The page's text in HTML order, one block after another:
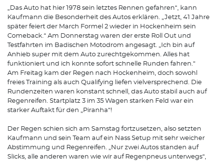
„Das Auto hat hier 1978 sein letztes Rennen gefahren“, kann
Kaufmann die Besonderheit des Autos erklären. „Jetzt, 41 Jahre
später feiert der March Formel 2 wieder in Hockenheim sein
Comeback.“ Am Donnerstag waren der erste Roll Out und
Testfahrten im Badischen Motodrom angesagt. „Ich bin auf
Anhieb super mit dem Auto zurechtgekommen. Alles hat
funktioniert und ich konnte sofort schnelle Runden fahren.“
Am Freitag kam der Regen nach Hockenheim, doch sowohl
freies Training als auch Qualifying liefen vielversprechend. Die
Rundenzeiten waren konstant schnell, das Auto stabil auch auf
Regenreifen. Startplatz 3 im 35 Wagen starken Feld war ein
starker Auftakt für den „Piranha“!
Der Regen schien sich am Samstag fortzusetzen, also setzten
Kaufmann und sein Team auf ein Nass Setup mit sehr weicher
Abstimmung und Regenreifen. „Nur zwei Autos standen auf
Slicks, alle anderen waren wie wir auf Regenpneus unterwegs“,